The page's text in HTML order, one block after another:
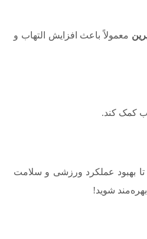
معمولاً باعث افزایش التهاب و
کمک کند.
تا بهبود عملکرد ورزشی و سلامت
بهره‌مند شوید!